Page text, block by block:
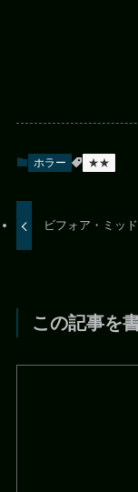
ホラー ★★
ビフォア・ミッ
この記事を